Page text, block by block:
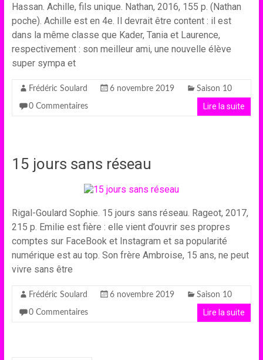
Hassan. Achille, fils unique. Nathan, 2016, 155 p. (Nathan
poche). Achille est en 4e. Il devrait être content : il est
dans la même classe que Kader, Tania et Laurence,
respectivement : son meilleur ami, une nouvelle élève
super sympa et
Frédéric Soulard 6 novembre 2019 Saison 10
0 Commentaires Lire la suite
15 jours sans réseau
Rigal-Goulard Sophie. 15 jours sans réseau. Rageot, 2017,
215 p. Emilie est fière : elle vient d’ouvrir ses propres
comptes sur FaceBook et Instagram et sa popularité
numérique est au top. Son frère Ambroise, 15 ans, ne peut
vivre sans être
Frédéric Soulard 6 novembre 2019 Saison 10
0 Commentaires Lire la suite